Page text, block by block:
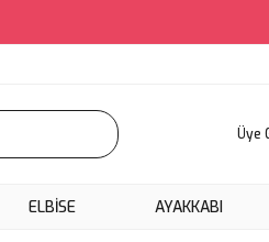
Üye
ELBİSE AYAKKABI